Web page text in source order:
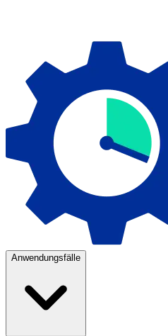
Anwendungsfälle